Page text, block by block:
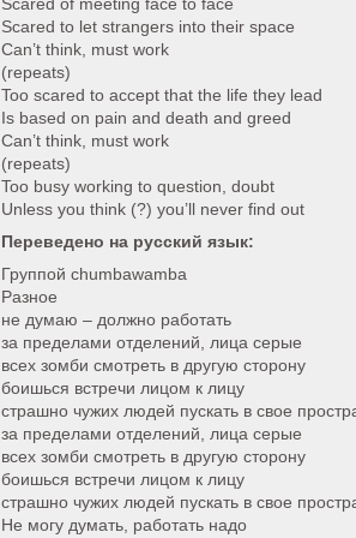
Scared to let strangers into their space
Can’t think, must work
(repeats)
Too scared to accept that the life they lead
Is based on pain and death and greed
Can’t think, must work
(repeats)
Too busy working to question, doubt
Unless you think (?) you’ll never find out
Переведено на русский язык:
Группой chumbawamba
Разное
не думаю – должно работать
за пределами отделений, лица серые
всех зомби смотреть в другую сторону
боишься встречи лицом к лицу
страшно чужих людей пускать в свое
за пределами отделений, лица серые
всех зомби смотреть в другую сторону
боишься встречи лицом к лицу
страшно чужих людей пускать в свое
Не могу думать, работать надо